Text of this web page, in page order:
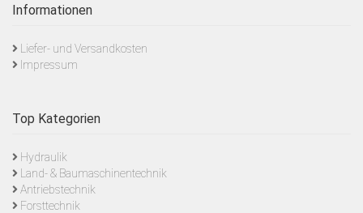
Informationen
Liefer- und Versandkosten
Impressum
Top Kategorien
Hydraulik
Land- & Baumaschinentechnik
Antriebstechnik
Forsttechnik